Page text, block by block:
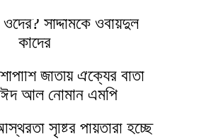
সাদ্দামকে ওবায়দুল
কাদের
জাতীয় ঐক্যের বার্তা
আল নোমান এমপি
সৃষ্টির পাঁয়তারা হচ্ছে